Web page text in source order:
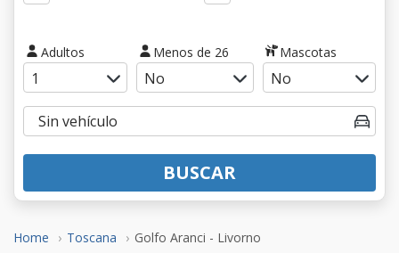
Home Toscana Golfo Aranci - Livorno
Adultos Menos de 26 Mascotas
BUSCAR